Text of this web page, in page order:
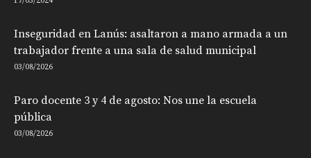
Inseguridad en Lanús: asaltaron a mano armada a un
trabajador frente a una sala de salud municipal
03/08/2026
Paro docente 3 y 4 de agosto: Nos une la escuela
pública
03/08/2026